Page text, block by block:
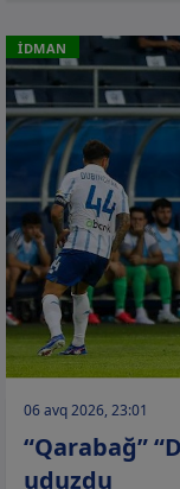
İDMAN
06 avq 2026, 23:01
“Qarabağ”
uduzdu